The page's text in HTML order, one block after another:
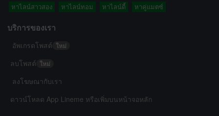
หาไลน์สาวสอง
หาไลน์ทอม หาไลน์ดี้ หาคู่แมตซ์
บริการของเรา
อัพเกรดโพสต์ ใหม่
ลบโพสต์ ใหม่
ลงโฆษณากับเรา
ดาวน์โหลด App Lineme หรือเพิ่มบนหน้าจอหลัก